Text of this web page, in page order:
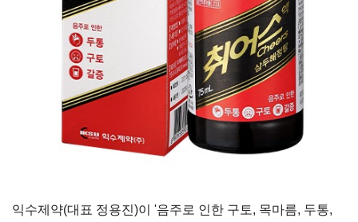
익수제약(대표 정용진)이 '음주로 인한 구토, 목마름, 두통,